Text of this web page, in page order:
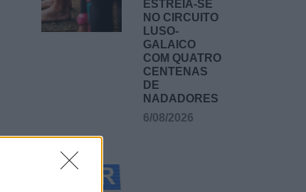
ESTREIA-SE
NO CIRCUITO
LUSO-
GALAICO
COM QUATRO
CENTENAS
DE
NADADORES
6/08/2026